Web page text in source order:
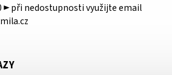
► při nedostupnosti využijte email